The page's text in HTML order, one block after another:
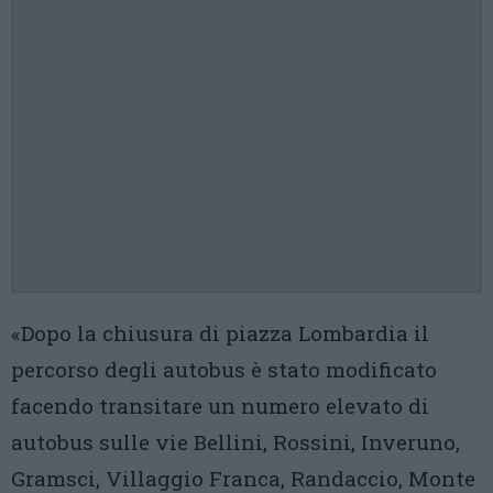
«Dopo la chiusura di piazza Lombardia il
percorso degli autobus è stato modificato
facendo transitare un numero elevato di
autobus sulle vie Bellini, Rossini, Inveruno,
Gramsci, Villaggio Franca, Randaccio, Monte